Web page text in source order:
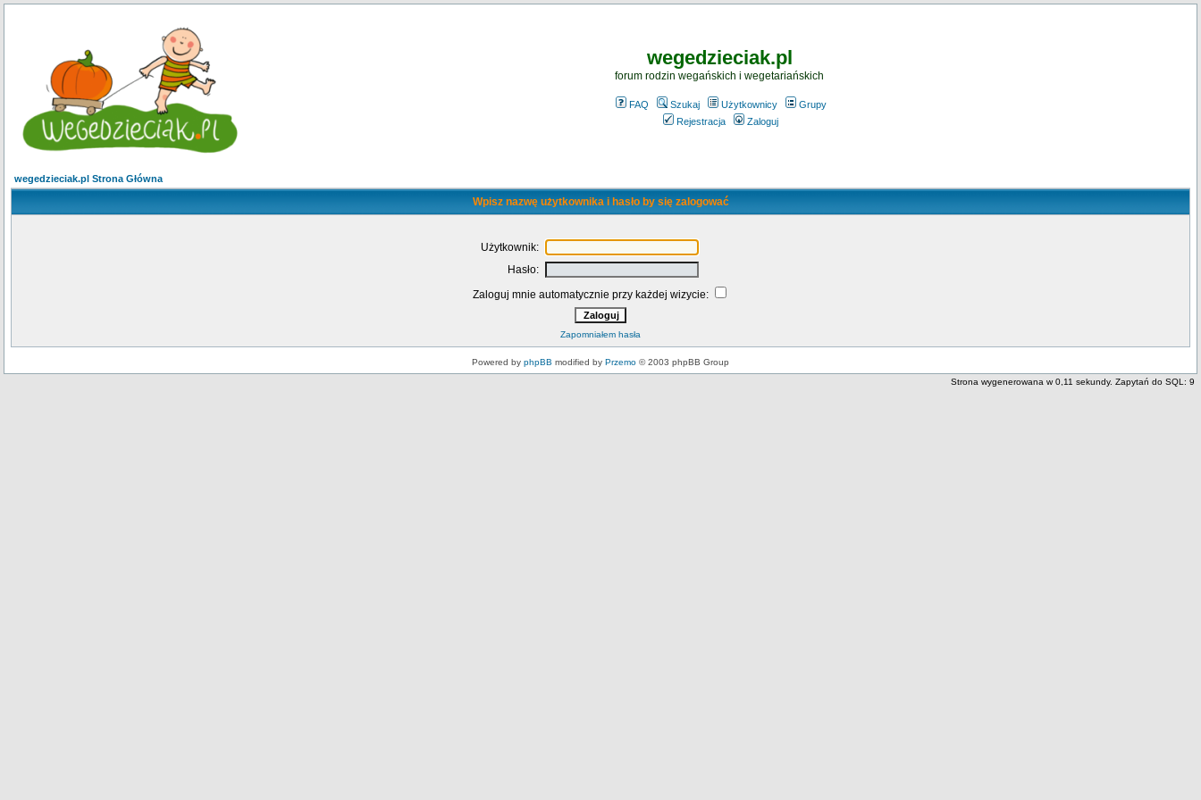
wegedzieciak.pl
forum rodzin wegańskich i wegetariańskich
FAQ Szukaj Użytkownicy
Grupy
Rejestracja
Zaloguj
wegedzieciak.pl Strona Główna
Wpisz nazwę użytkownika i hasło by się zalogować
Użytkownik:
Hasło:
Zaloguj mnie automatycznie przy każdej wizycie:
Zapomniałem hasła
Powered by phpBB modified by Przemo © 2003 phpBB Group
Strona wygenerowana w 0,11 sekundy. Zapytań do SQL: 9